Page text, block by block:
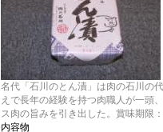
名代「石川のとん漬」は肉の石川の
えで長年の経験を持つ肉職人が一頭
ス肉の旨みを引き出した。賞味期限
内容物